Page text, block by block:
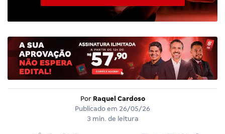
Por Raquel Cardoso
Publicado em 26/05/26
3 min. de leitura